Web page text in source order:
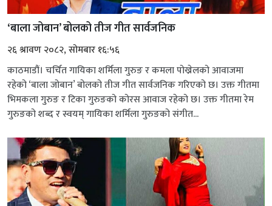
‘बाला जोबान’ बोलको तीज गीत सार्वजनिक
२६ श्रावण २०८२, सोमबार १६:५६
काठमाडौं। चर्चित गायिका शर्मिला गुरुङ र कमला पोख्रेलको आवाजमा
रहेको ‘बाला जोबान’ बोलको तीज गीत सार्वजनिक गरिएको छ। उक्त गीतमा
भिमकला गुरुङ र टिका गुरुङको कोरस आवाज रहेको छ। उक्त गीतमा रेम
गुरुङको शब्द र स्वयम् गायिका शर्मिला गुरुङको संगीत...